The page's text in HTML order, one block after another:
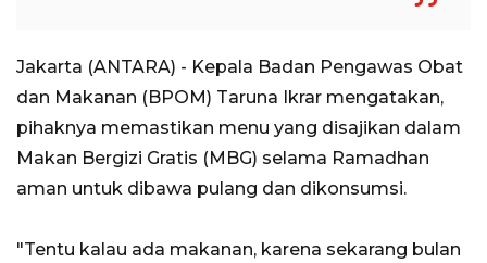
Jakarta (ANTARA) - Kepala Badan Pengawas Obat
dan Makanan (BPOM) Taruna Ikrar mengatakan,
pihaknya memastikan menu yang disajikan dalam
Makan Bergizi Gratis (MBG) selama Ramadhan
aman untuk dibawa pulang dan dikonsumsi.
"Tentu kalau ada makanan, karena sekarang bulan